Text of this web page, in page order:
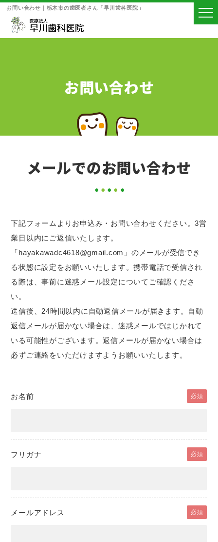
お問い合わせ｜栃木市の歯医者さん「早川歯科医院」
お問い合わせ
メールでのお問い合わせ
下記フォームよりお申込み・お問い合わせください。3営
業日以内にご返信いたします。
「hayakawadc4618@gmail.com」のメールが受信でき
る状態に設定をお願いいたします。携帯電話で受信され
る際は、事前に迷惑メール設定についてご確認くださ
い。
送信後、24時間以内に自動返信メールが届きます。自動
返信メールが届かない場合は、迷惑メールではじかれて
いる可能性がございます。返信メールが届かない場合は
必ずご連絡をいただけますようお願いいたします。
お名前 必須
フリガナ 必須
メールアドレス 必須